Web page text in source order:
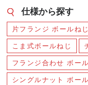
仕様から探す
片フランジ ボールねじ
こま式ボールねじ
フランジ合わせ ボー
シングルナット ボー